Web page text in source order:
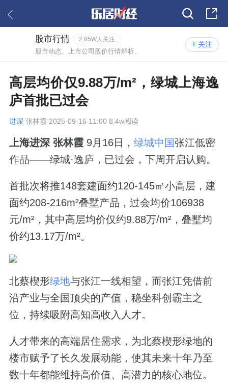
关注
股市行情 2.65W人关注
股市动态、上市公司股价行情解析。
高层均价仅9.88万/m²，绿城上海逸
庐首批已过会
进深 张林霞 2025-09-16 11:00 8.4w阅读
上海进深 张林霞 9月16日， 绿城中国张江低密
作品——绿城·逸庐，已过会，下周开启认购。
首批次将推148套建面约120-145㎡小高层，建
面约208-216m²叠墅产品，过会均价106938
元/m²，其中高层均价仅约9.88万/m²，叠墅均
价约13.17万/m²。
北蔡楔形绿地与张江一线相望，而张江凭借前
沿产业与全国顶尖的产值，稳坐科创霸主之
位，持续吸附高知高收入人才。
人才带来的高端居住需求，为北蔡楔形绿地的
楼市赋予了长久发展动能，使其未来十年乃至
数十年都能维持高价值、高潜力的核心地位。